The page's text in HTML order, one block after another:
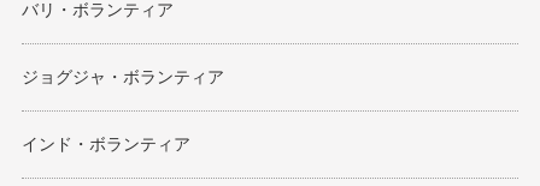
バリ・ボランティア
ジョグジャ・ボランティア
インド・ボランティア